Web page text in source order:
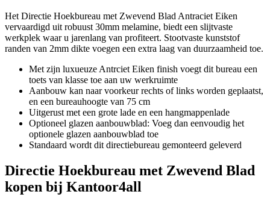
Het Directie Hoekbureau met Zwevend Blad Antraciet Eiken
vervaardigd uit robuust 30mm melamine, biedt een slijtvaste
werkplek waar u jarenlang van profiteert. Stootvaste kunststof
randen van 2mm dikte voegen een extra laag van duurzaamheid toe.
Met zijn luxueuze Antrciet Eiken finish voegt dit bureau een
toets van klasse toe aan uw werkruimte
Aanbouw kan naar voorkeur rechts of links worden geplaatst,
en een bureauhoogte van 75 cm
Uitgerust met een grote lade en een hangmappenlade
Optioneel glazen aanbouwblad: Voeg dan eenvoudig het
optionele glazen aanbouwblad toe
Standaard wordt dit directiebureau gemonteerd geleverd
Directie Hoekbureau met Zwevend Blad
kopen bij Kantoor4all